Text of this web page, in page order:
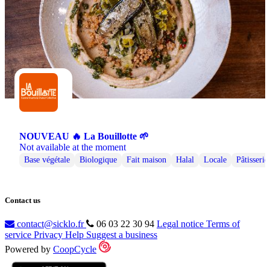
NOUVEAU 🔥 La Bouillotte 🌱
Not available at the moment
Base végétale Biologique Fait maison Halal Locale
Contact us
contact@sicklo.fr 06 03 22 30 94 Legal notice Terms of
service Privacy Help Suggest a business
Powered by CoopCycle